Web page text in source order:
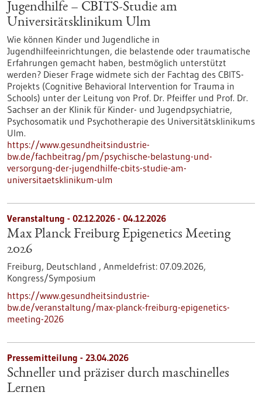
Jugendhilfe – CBITS-​Studie am
Universitätsklinikum Ulm
Wie können Kinder und Jugendliche in
Jugendhilfeeinrichtungen, die belastende oder traumatische
Erfahrungen gemacht haben, bestmöglich unterstützt
werden? Dieser Frage widmete sich der Fachtag des CBITS-​
Projekts (Cognitive Behavioral Intervention for Trauma in
Schools) unter der Leitung von Prof. Dr. Pfeiffer und Prof. Dr.
Sachser an der Klinik für Kinder-​ und Jugendpsychiatrie,
Psychosomatik und Psychotherapie des Universitätsklinikums
Ulm.
https://www.gesundheitsindustrie-
bw.de/fachbeitrag/pm/psychische-belastung-und-
versorgung-der-jugendhilfe-cbits-studie-am-
universitaetsklinikum-ulm
Veranstaltung - 02.12.2026 - 04.12.2026
Max Planck Freiburg Epigenetics Meeting
2026
Freiburg, Deutschland , Anmeldefrist: 07.09.2026,
Kongress/Symposium
https://www.gesundheitsindustrie-
bw.de/veranstaltung/max-planck-freiburg-epigenetics-
meeting-2026
Pressemitteilung - 23.04.2026
Schneller und präziser durch maschinelles
Lernen